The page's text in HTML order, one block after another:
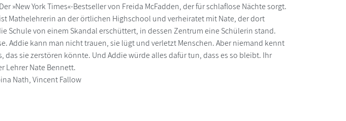
»New York Times«-Bestseller von Freida McFadden, der für schlaflose Nächte sorgt.
Mathelehrerin an der örtlichen Highschool und verheiratet mit Nate, der dort
Schule von einem Skandal erschüttert, in dessen Zentrum eine Schülerin stand.
Addie kann man nicht trauen, sie lügt und verletzt Menschen. Aber niemand kennt
sie zerstören könnte. Und Addie würde alles dafür tun, dass es so bleibt. Ihr
Lehrer Nate Bennett.
Nath, Vincent Fallow